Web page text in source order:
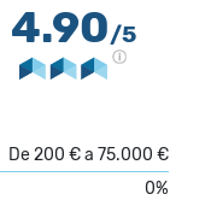
4.90/5
De 200 € a 75.000 €
0%